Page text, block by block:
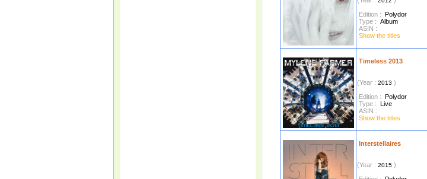
Edition : Polydor
Type : Album
ASIN :
Show the titles
Timeless 2013
(Year : 2013 )
Edition : Polydor
Type : Live
ASIN :
Show the titles
Interstellaires
(Year : 2015 )